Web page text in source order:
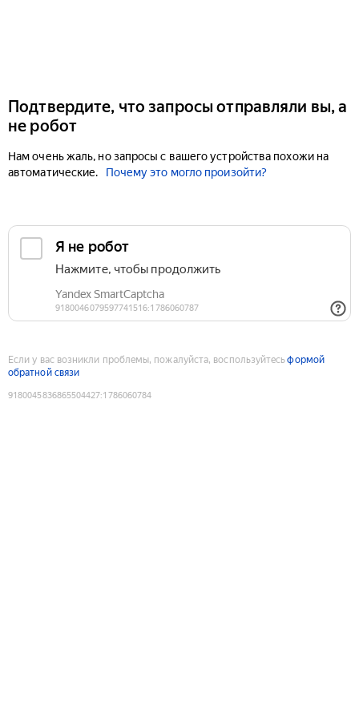
Подтвердите, что запросы отправляли вы, а
не робот
Нам очень жаль, но запросы с вашего устройства похожи на
автоматические.
Почему это могло произойти?
Если у вас возникли проблемы, пожалуйста, воспользуйтесьформой
обратной связи
9180045836865504427:1786060784